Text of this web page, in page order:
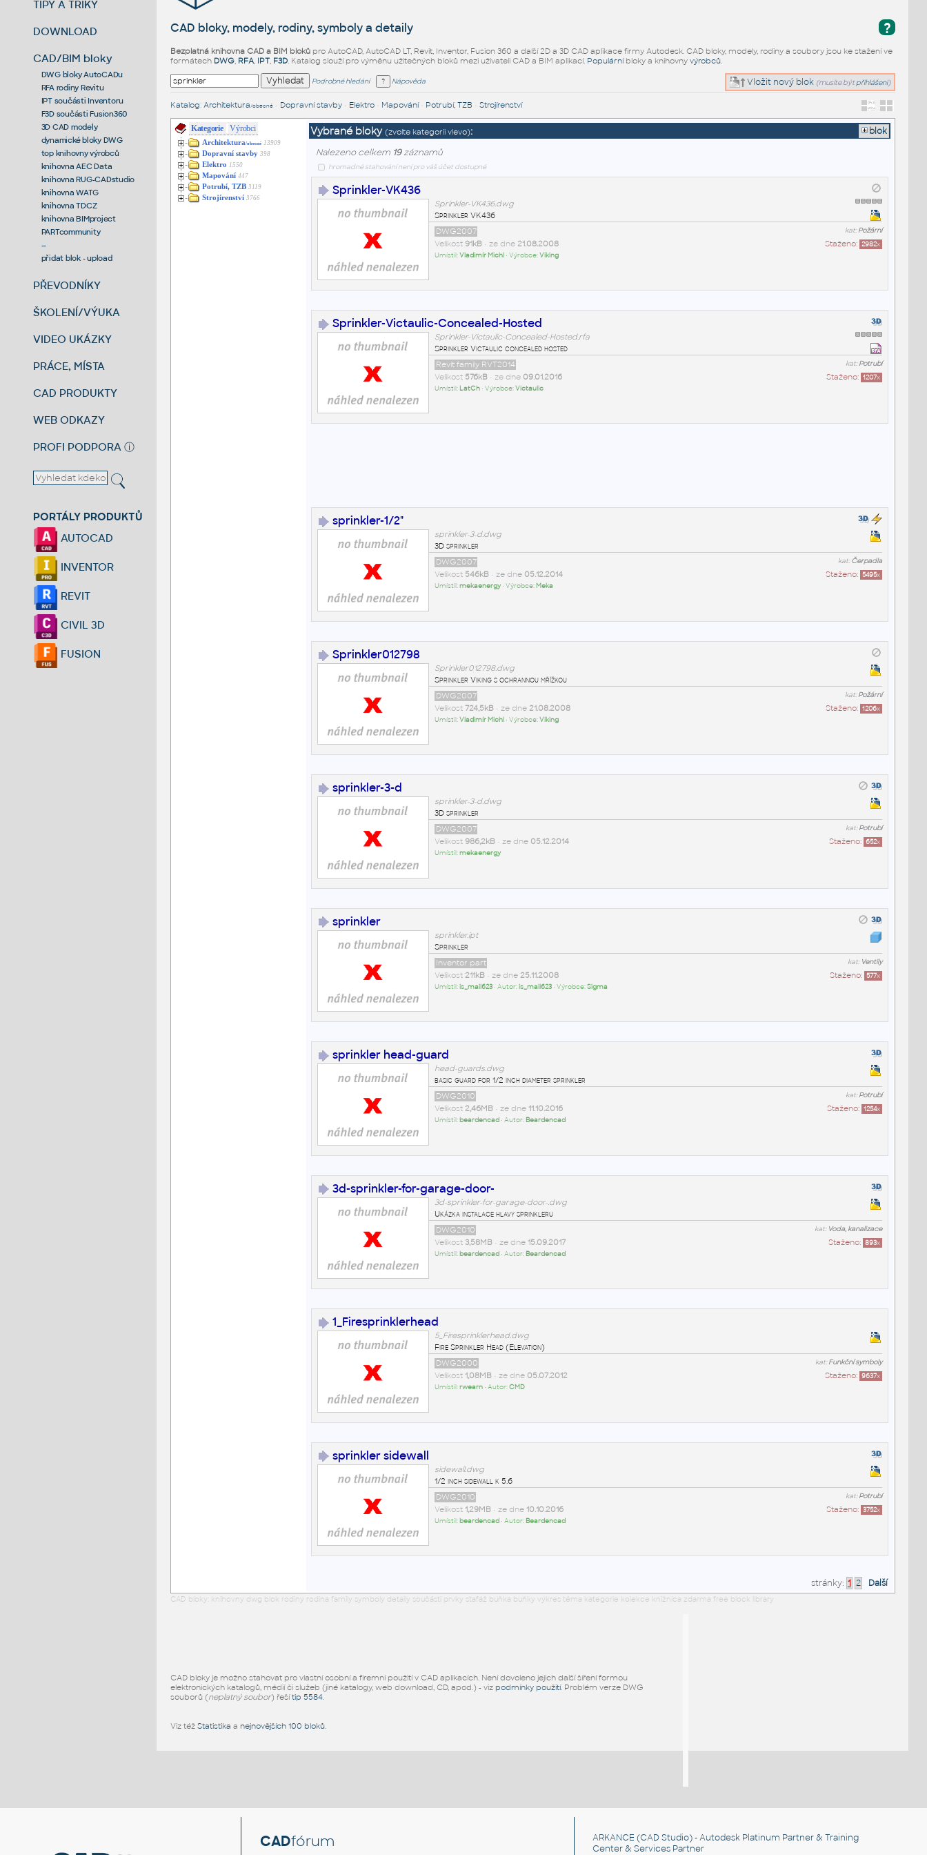
TIPY A TRIKY
DOWNLOAD
CAD/BIM bloky
DWG bloky AutoCADu
RFA rodiny Revitu
IPT součásti Inventoru
F3D součásti Fusion360
3D CAD modely
dynamické bloky DWG
top knihovny výrobců
knihovna AEC Data
knihovna RUG-CADstudio
knihovna WATG
knihovna TDCZ
knihovna BIMproject
PARTcommunity
--
přidat blok - upload
PŘEVODNÍKY
ŠKOLENÍ/VÝUKA
VIDEO UKÁZKY
PRÁCE, MÍSTA
CAD PRODUKTY
WEB ODKAZY
PROFI PODPORA ⓘ
PORTÁLY PRODUKTŮ
AUTOCAD
INVENTOR
REVIT
CIVIL 3D
FUSION
?
CAD bloky, modely, rodiny, symboly a detaily
Bezplatná knihovna CAD a BIM blokůpro AutoCAD, AutoCAD LT, Revit, Inventor, Fusion 360 a další 2D a 3D CAD aplikace firmy Autodesk. CAD bloky, modely, rodiny a soubory jsou ke stažení ve
formátech DWG, RFA, IPT, F3D. Katalog slouží pro výměnu užitečných bloků mezi uživateli CAD a BIM aplikací. Populárníbloky a knihovny výrobců.
Vložit nový blok (musíte být přihlášeni)
Podrobné hledání Nápověda
Katalog: Architektura /obecné• Dopravní stavby• Elektro• Mapování• Potrubí, TZB • Strojírenství
Kategorie Výrobci
Architektura/obecné 13909
Dopravní stavby 398
Elektro 1550
Mapování 447
Potrubí, TZB 3119
Strojírenství 3766
Vybrané bloky (zvolte kategorii vlevo):
blok
Nalezeno celkem 19záznamů
hromadné stahování není pro váš účet dostupné
Sprinkler-VK436
Sprinkler-VK436.dwg
Sprinkler VK436
kat:Požární
DWG2007
Staženo: 2982x
Velikost 91kB• ze dne 21.08.2008
Umístil:Vladimír Michl• Výrobce:Viking
Sprinkler-Victaulic-Concealed-Hosted
Sprinkler-Victaulic-Concealed-Hosted.rfa
Sprinkler Victaulic concealed hosted
kat:Potrubí
Revit family RVT2014
Staženo: 1207x
Velikost 576kB• ze dne 09.01.2016
Umístil: LatCh• Výrobce:Victaulic
sprinkler-1/2"
sprinkler-3-d.dwg
3D sprinkler
kat:Čerpadla
DWG2007
Staženo: 5495x
Velikost 546kB• ze dne 05.12.2014
Umístil:mekaenergy• Výrobce: Meka
Sprinkler012798
Sprinkler012798.dwg
Sprinkler Viking s ochrannou mřížkou
kat:Požární
DWG2007
Staženo: 1206x
Velikost 724,5kB• ze dne 21.08.2008
Umístil:Vladimír Michl• Výrobce:Viking
sprinkler-3-d
sprinkler-3-d.dwg
3D sprinkler
kat:Potrubí
DWG2007
Staženo: 652x
Velikost 986,2kB• ze dne 05.12.2014
Umístil:mekaenergy
sprinkler
sprinkler.ipt
Sprinkler
kat: Ventily
Inventor part
Staženo: 577x
Velikost 211kB• ze dne 25.11.2008
Umístil:is_mail623• Autor:is_mail623• Výrobce:Sigma
sprinkler head-guard
head-guards.dwg
basic guard for 1/2 inch diameter sprinkler
kat:Potrubí
DWG2010
Staženo: 1254x
Velikost 2,46MB• ze dne 11.10.2016
Umístil: beardencad • Autor: Beardencad
3d-sprinkler-for-garage-door-
3d-sprinkler-for-garage-door-.dwg
Ukázka instalace hlavy sprinkleru
kat: Voda, kanalizace
DWG2010
Staženo: 893x
Velikost 3,58MB• ze dne 15.09.2017
Umístil: beardencad• Autor: Beardencad
1_Firesprinklerhead
5_Firesprinklerhead.dwg
Fire Sprinkler Head (Elevation)
kat:Funkční symboly
DWG2000
Staženo: 9637x
Velikost 1,08MB• ze dne 05.07.2012
Umístil:rwearn• Autor:CMD
sprinkler sidewall
sidewall.dwg
1/2 inch sidewall k 5.6
kat:Potrubí
DWG2010
Staženo: 3752x
Velikost 1,29MB• ze dne 10.10.2016
Umístil: beardencad• Autor: Beardencad
stránky: 1 2 Další
CAD bloky: knihovny dwg blok rodiny rodina family symboly detaily součásti prvky stafáž buňka buňky výkres téma kategorie kolekce knižnica zdarma free block library
CAD bloky je možno stahovat pro vlastní osobní a firemní použití v CAD aplikacích. Není dovoleno jejich další šíření formou
elektronických katalogů, médií či služeb (jiné katalogy, web download, CD, apod.) - viz podmínky použití. Problém verze DWG
souborů (neplatný soubor) řešítip 5584.
Viz též Statistika a nejnovějších 100 bloků.
CADfórum ARKANCE (CAD Studio) - Autodesk Platinum Partner & Training
Center & Services Partner